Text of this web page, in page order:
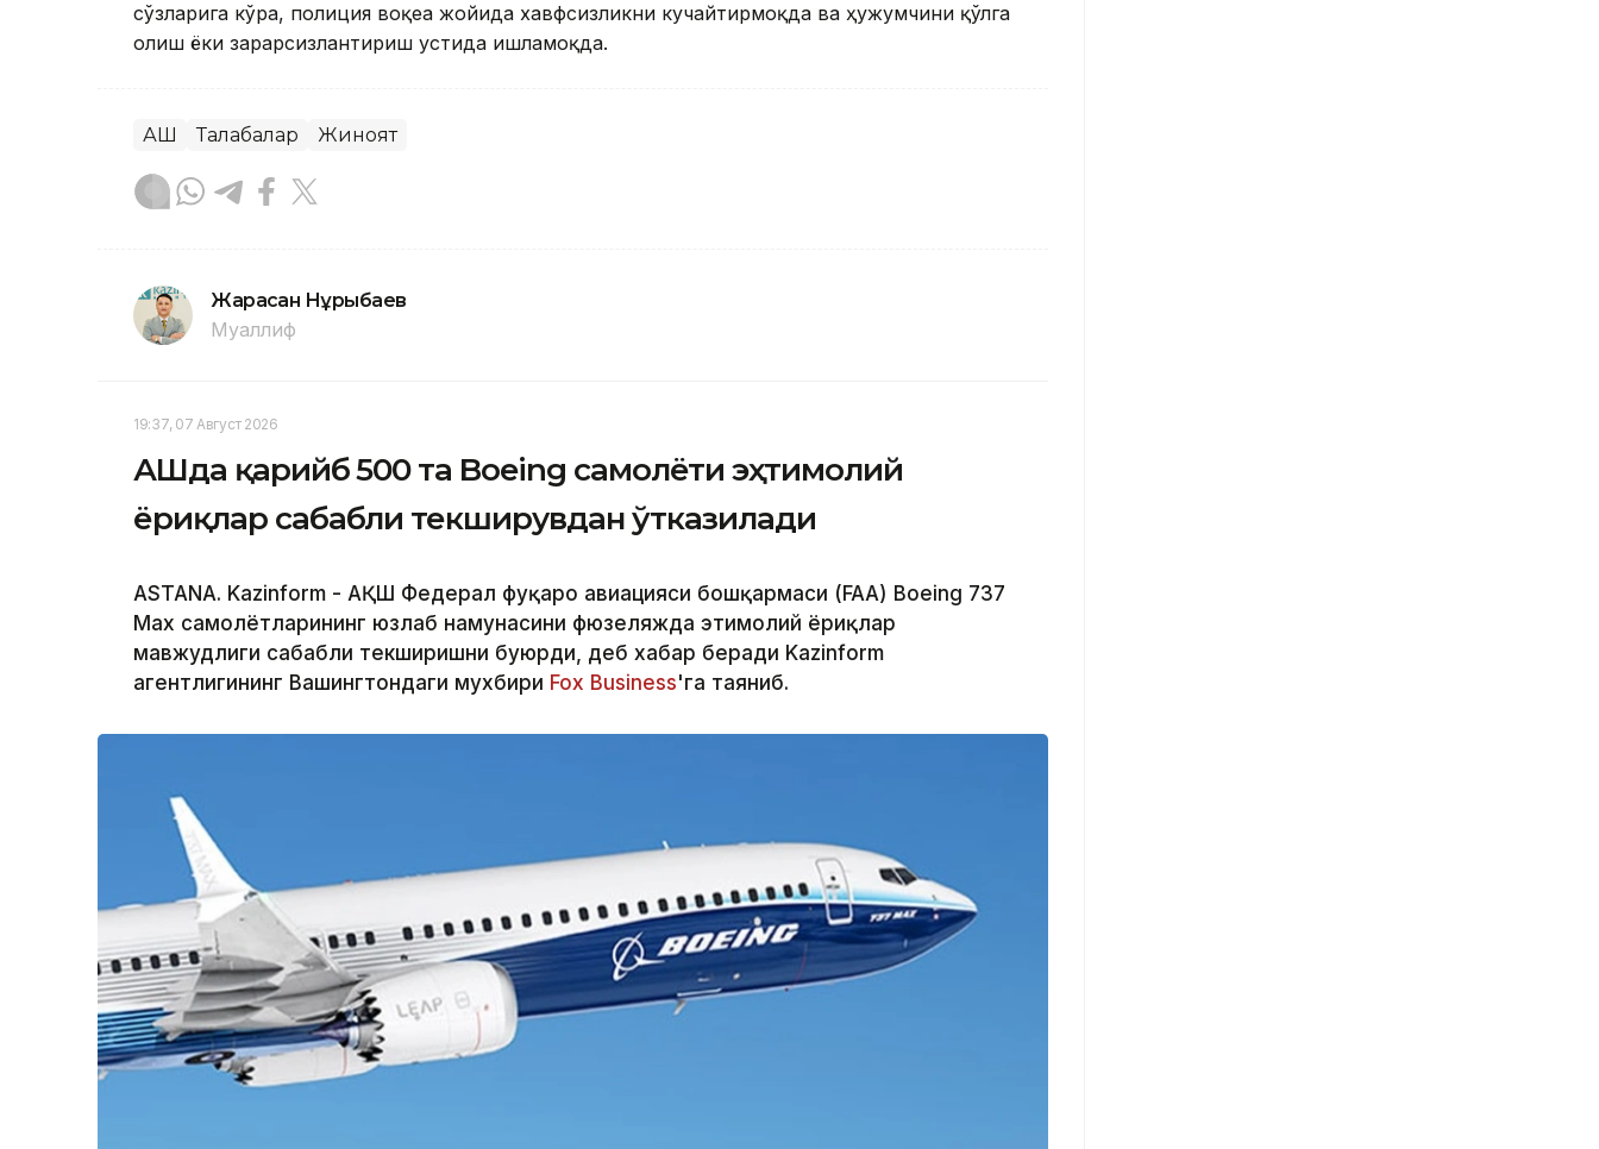
сўзларига кўра, полиция воқеа жойида хавфсизликни кучайтирмоқда ва ҳужумчини қўлга
олиш ёки зарарсизлантириш устида ишламоқда.
АҚШ Талабалар Жиноят
Жарасқан Нұрыбаев
Муаллиф
19:37, 07 Август 2026
АҚШда қарийб 500 та Boeing самолёти эҳтимолий
ёриқлар сабабли текширувдан ўтказилади
ASTANA. Kazinform - АҚШ Федерал фуқаро авиацияси бошқармаси (FAA) Boeing 737
Max самолётларининг юзлаб намунасини фюзеляжда эҳтимолий ёриқлар
мавжудлиги сабабли текширишни буюрди, деб хабар беради Kazinform
агентлигининг Вашингтондаги мухбири Fox Business'га таяниб.